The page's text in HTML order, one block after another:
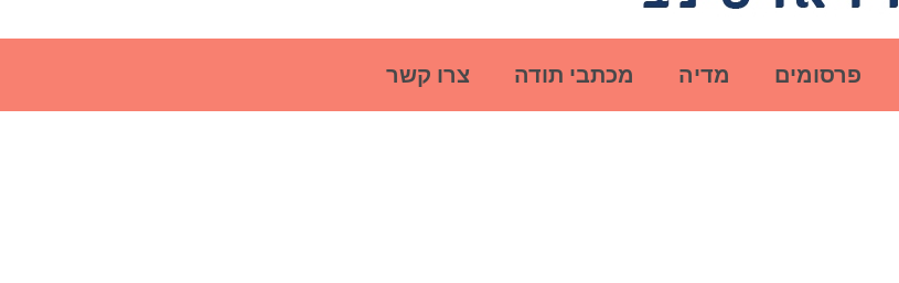
פרסומים מדיה מכתבי תודה צרו קשר